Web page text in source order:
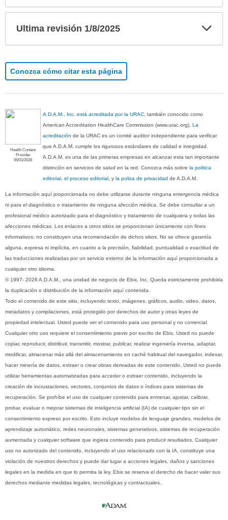
Ultima revisión 1/8/2025
Conozca cómo citar esta página
Health Content
Provider
06/01/2028
A.D.A.M., Inc. está acreditada por la URAC , también conocido como
American Accreditation HealthCare Commission (www.urac.org).La
acreditación de la URAC es un comité auditor independiente para verificar
que A.D.A.M. cumple los rigurosos estándares de calidad e integridad.
A.D.A.M. es una de las primeras empresas en alcanzar esta tan importante
distinción en servicios de salud en la red. Conozca más sobrela politica
editorial, el proceso editorial , yla poliza de privacidad de A.D.A.M.
La información aquí proporcionada no debe utilizarse durante ninguna emergencia médica
ni para el diagnóstico o tratamiento de ninguna afección médica. Se debe consultar a un
profesional médico autorizado para el diagnóstico y tratamiento de cualquiera y todas las
afecciones médicas. Los enlaces a otros sitios se proporcionan únicamente con fines
informativos; no constituyen una recomendación de dichos sitios. No se ofrece garantía
alguna, expresa ni implícita, en cuanto a la precisión, fiabilidad, puntualidad o exactitud de
las traducciones realizadas por un servicio externo de la información aquí proporcionada a
cualquier otro idioma.
© 1997- 2026 A.D.A.M., una unidad de negocio de Ebix, Inc. Queda estrictamente prohibida
la duplicación o distribución de la información aquí contenida.
Todo el contenido de este sitio, incluyendo texto, imágenes, gráficos, audio, video, datos,
metadatos y compilaciones, está protegido por derechos de autor y otras leyes de
propiedad intelectual. Usted puede ver el contenido para uso personal y no comercial.
Cualquier otro uso requiere el consentimiento previo por escrito de Ebix. Usted no puede
copiar, reproducir, distribuir, transmitir, mostrar, publicar, realizar ingeniería inversa, adaptar,
modificar, almacenar más allá del almacenamiento en caché habitual del navegador, indexar,
hacer minería de datos, extraer o crear obras derivadas de este contenido. Usted no puede
utilizar herramientas automatizadas para acceder o extraer contenido, incluyendo la
creación de incrustaciones, vectores, conjuntos de datos o índices para sistemas de
recuperación. Se prohíbe el uso de cualquier contenido para entrenar, ajustar, calibrar,
probar, evaluar o mejorar sistemas de inteligencia artificial (IA) de cualquier tipo sin el
consentimiento expreso por escrito. Esto incluye modelos de lenguaje grandes, modelos de
aprendizaje automático, redes neuronales, sistemas generativos, sistemas de recuperación
aumentada y cualquier software que ingiera contenido para producir resultados. Cualquier
uso no autorizado del contenido, incluyendo el uso relacionado con la IA, constituye una
violación de nuestros derechos y puede dar lugar a acciones legales, daños y sanciones
legales en la medida en que lo permita la ley. Ebix se reserva el derecho de hacer valer sus
derechos mediante medidas legales, tecnológicas y contractuales.